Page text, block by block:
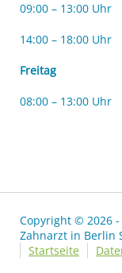
09:00 – 13:00 Uhr
14:00 – 18:00 Uhr
Freitag
08:00 – 13:00 Uhr
Copyright © 2026
Zahnarzt in Berlin
Startseite